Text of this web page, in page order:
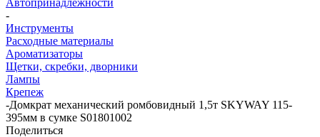
-
Инструменты
Расходные материалы
Ароматизаторы
Щетки, скребки, дворники
Лампы
Крепеж
-Домкрат механический ромбовидный 1,5т SKYWAY 115-
395мм в сумке S01801002
Поделиться